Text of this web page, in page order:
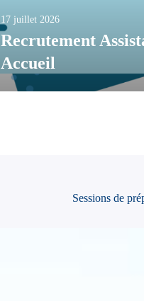
17 juillet 2026
Recrutement
Accueil
Sessions de